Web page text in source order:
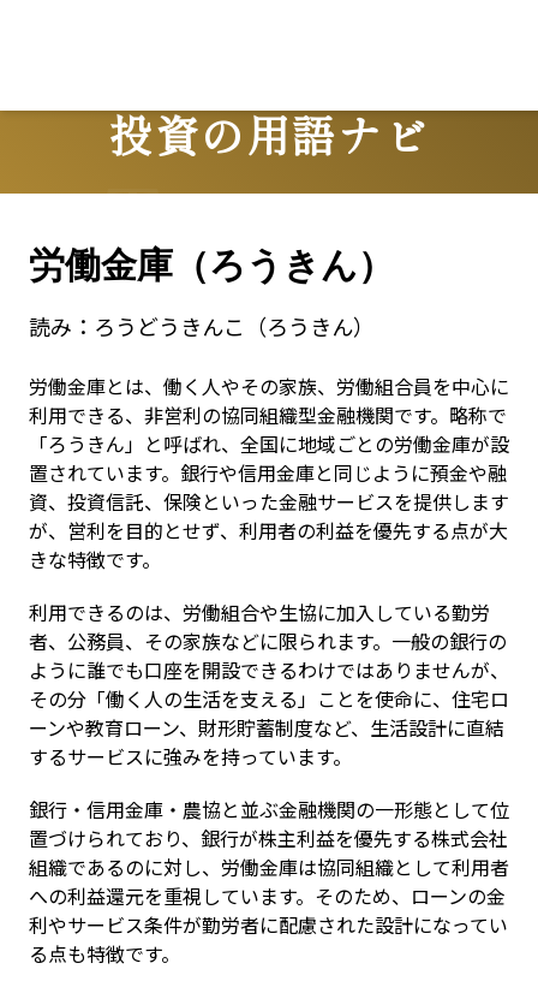
投資の用語ナビ
Terms
労働金庫（ろうきん）
読み： ろうどうきんこ（ろうきん）
労働金庫とは、働く人やその家族、労働組合員を中心に
利用できる、非営利の協同組織型金融機関です。略称で
「ろうきん」と呼ばれ、全国に地域ごとの労働金庫が設
置されています。銀行や信用金庫と同じように預金や融
資、投資信託、保険といった金融サービスを提供します
が、営利を目的とせず、利用者の利益を優先する点が大
きな特徴です。
利用できるのは、労働組合や生協に加入している勤労
者、公務員、その家族などに限られます。一般の銀行の
ように誰でも口座を開設できるわけではありませんが、
その分「働く人の生活を支える」ことを使命に、住宅ロ
ーンや教育ローン、財形貯蓄制度など、生活設計に直結
するサービスに強みを持っています。
銀行・信用金庫・農協と並ぶ金融機関の一形態として位
置づけられており、銀行が株主利益を優先する株式会社
組織であるのに対し、労働金庫は協同組織として利用者
への利益還元を重視しています。そのため、ローンの金
利やサービス条件が勤労者に配慮された設計になってい
る点も特徴です。